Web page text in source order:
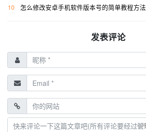
10
怎么修改安卓手机软件版本号的简单教程方法
发表评论